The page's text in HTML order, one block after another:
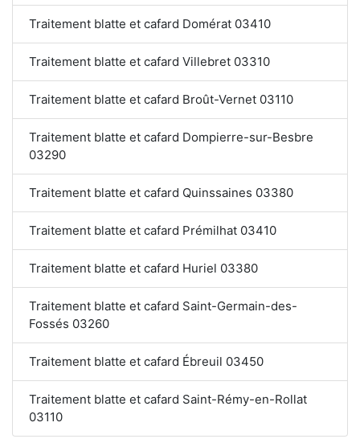
Traitement blatte et cafard Domérat 03410
Traitement blatte et cafard Villebret 03310
Traitement blatte et cafard Broût-Vernet 03110
Traitement blatte et cafard Dompierre-sur-Besbre
03290
Traitement blatte et cafard Quinssaines 03380
Traitement blatte et cafard Prémilhat 03410
Traitement blatte et cafard Huriel 03380
Traitement blatte et cafard Saint-Germain-des-
Fossés 03260
Traitement blatte et cafard Ébreuil 03450
Traitement blatte et cafard Saint-Rémy-en-Rollat
03110